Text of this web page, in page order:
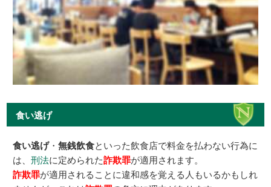
食い逃げ
食い逃げ・無銭飲食といった飲食店で料金を払わない行為に
は、刑法に定められた詐欺罪が適用されます。
詐欺罪が適用されることに違和感を覚える人もいるかもしれ